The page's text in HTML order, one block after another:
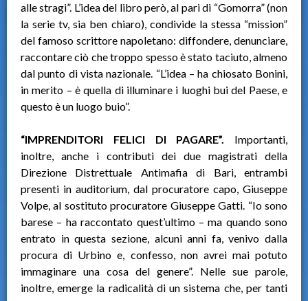
alle stragi”. L’idea del libro però, al pari di “Gomorra” (non
la serie tv, sia ben chiaro), condivide la stessa “mission”
del famoso scrittore napoletano: diffondere, denunciare,
raccontare ciò che troppo spesso è stato taciuto, almeno
dal punto di vista nazionale. “L’idea – ha chiosato Bonini,
in merito – è quella di illuminare i luoghi bui del Paese, e
questo è un luogo buio”.
“IMPRENDITORI FELICI DI PAGARE”. Importanti,
inoltre, anche i contributi dei due magistrati della
Direzione Distrettuale Antimafia di Bari, entrambi
presenti in auditorium, dal procuratore capo, Giuseppe
Volpe, al sostituto procuratore Giuseppe Gatti. “Io sono
barese – ha raccontato quest’ultimo – ma quando sono
entrato in questa sezione, alcuni anni fa, venivo dalla
procura di Urbino e, confesso, non avrei mai potuto
immaginare una cosa del genere”. Nelle sue parole,
inoltre, emerge la radicalità di un sistema che, per tanti